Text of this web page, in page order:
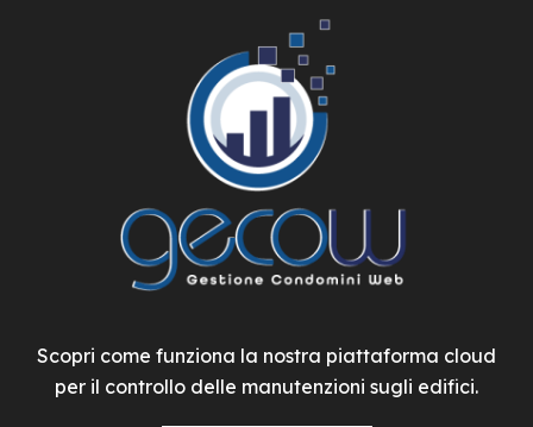
Scopri come funziona la nostra piattaforma cloud
per il controllo delle manutenzioni sugli edifici.